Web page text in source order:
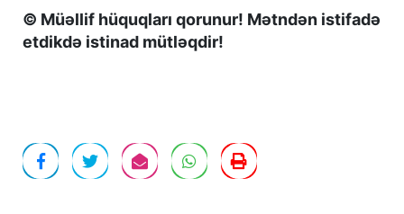
© Müəllif hüquqları qorunur! Mətndən istifadə
etdikdə istinad mütləqdir!